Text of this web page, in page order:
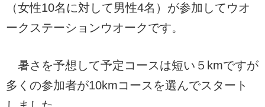
（女性10名に対して男性4名）が参加してウオ
ークステーションウオークです。
暑さを予想して予定コースは短い５kmですが
多くの参加者が10kmコースを選んでスタート